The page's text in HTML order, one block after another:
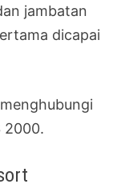
jambatan
dicapai
2000.